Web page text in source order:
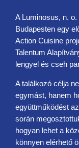
A Luminosus, n.
Budapesten egy
Action Cuisine
Talentum
lengyel és cseh
A találkozó célja
egymást, hanem
együttműködést
során
hogyan lehet a
könnyen elérhető